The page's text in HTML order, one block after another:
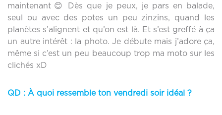
maintenant 😊 Dès que je peux, je pars en balade,
seul ou avec des potes un peu zinzins, quand les
planètes s’alignent et qu’on est là. Et s’est greffé à ça
un autre intérêt : la photo. Je débute mais j’adore ça,
même si c’est un peu beaucoup trop ma moto sur les
clichés xD
QD : À quoi ressemble ton vendredi soir idéal ?